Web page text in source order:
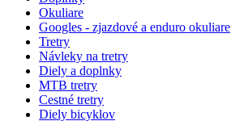
Okuliare
Googles - zjazdové a enduro okuliare
Tretry
Návleky na tretry
Diely a doplnky
MTB tretry
Cestné tretry
Diely bicyklov